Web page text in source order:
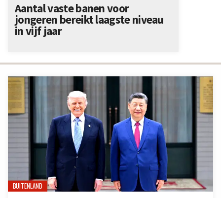
BUITENLAND
Aantal vaste banen voor
jongeren bereikt laagste niveau
in vijf jaar